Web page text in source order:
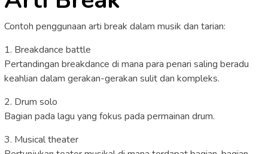
Contoh penggunaan arti break dalam musik dan tarian:
1. Breakdance battle
Pertandingan breakdance di mana para penari saling beradu
keahlian dalam gerakan-gerakan sulit dan kompleks.
2. Drum solo
Bagian pada lagu yang fokus pada permainan drum.
3. Musical theater